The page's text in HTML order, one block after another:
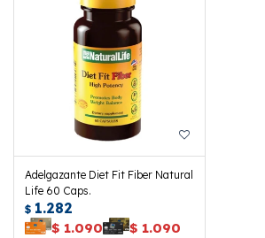
Adelgazante Diet Fit Fiber Natural
Life 60 Caps.
$ 1.282
$ 1.090 $ 1.090